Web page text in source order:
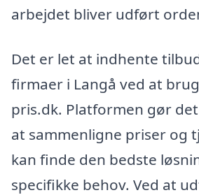
arbejdet bliver udført
Det er let at indhente
firmaer i Langå ved at
pris.dk. Platformen gør
at sammenligne priser og
kan finde den bedste
specifikke behov. Ved at